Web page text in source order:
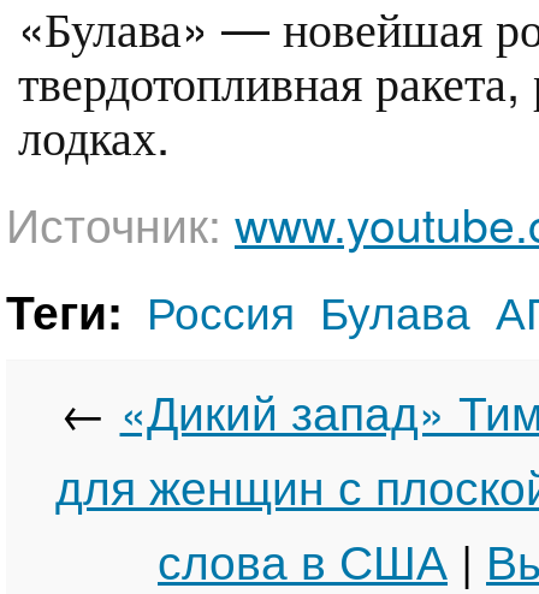
«Булава» — новейшая
твердотопливная
лодках.
Источник:
Теги: Россия Булава
← «Дикий запад»
для женщин с
слова в США |